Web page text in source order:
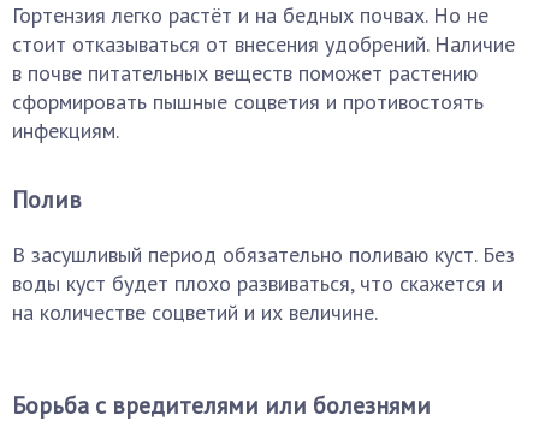
Гортензия легко растёт и на бедных почвах. Но не
стоит отказываться от внесения удобрений. Наличие
в почве питательных веществ поможет растению
сформировать пышные соцветия и противостоять
инфекциям.
Полив
В засушливый период обязательно поливаю куст. Без
воды куст будет плохо развиваться, что скажется и
на количестве соцветий и их величине.
Борьба с вредителями или болезнями